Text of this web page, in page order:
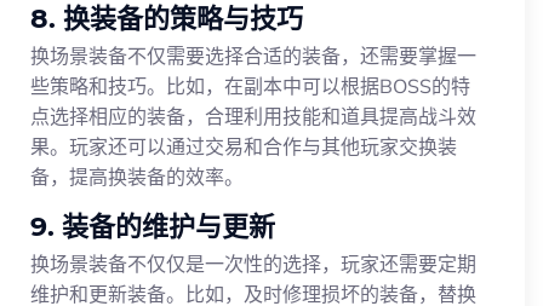
8. 换装备的策略与技巧
换场景装备不仅需要选择合适的装备，还需要掌握一
些策略和技巧。比如，在副本中可以根据BOSS的特
点选择相应的装备，合理利用技能和道具提高战斗效
果。玩家还可以通过交易和合作与其他玩家交换装
备，提高换装备的效率。
9. 装备的维护与更新
换场景装备不仅仅是一次性的选择，玩家还需要定期
维护和更新装备。比如，及时修理损坏的装备，替换